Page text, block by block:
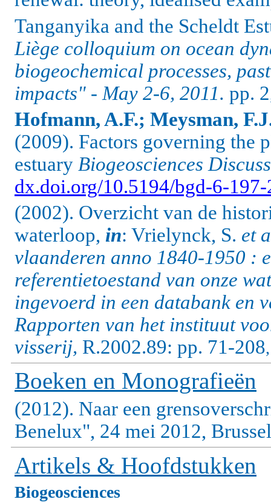
Tanganyika and the Scheldt
Liège colloquium on ocean
biogeochemical processes,
impacts" - May 2-6, 2011. pp. 2
Hofmann, A.F.; Meysman,
(2009). Factors governing the
estuary Biogeosciences
dx.doi.org/10.5194/bgd-6-
(2002). Overzicht van de
waterloop, in: Vrielynck, S. et
vlaanderen anno 1840-1950 :
referentietoestand van onze
ingevoerd in een databank en
Rapporten van het instituut
visserij, R.2002.89: pp. 71-208
Boeken en Monografieën
(2012). Naar een
Benelux", 24 mei 2012,
Artikels & Hoofdstukken
Biogeosciences